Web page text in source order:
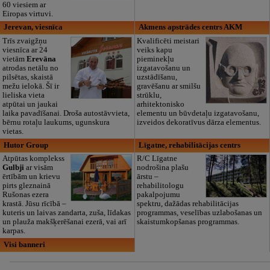
60 viesiem ar
Eiropas virtuvi.
Jerevan, viesnīca
Trīs zvaigžņu
viesnīca ar 24
vietām Erevāna
atrodas netālu no
pilsētas, skaistā
mežu ielokā. Šī ir
lieliska vieta
atpūtai un jaukai
laika pavadīšanai. Droša autostāvvieta,
bērnu rotaļu laukums, ugunskura
vietas.
Akmens apstrādes centrs AKM
Kvalificēti meistari
veiks kapu
pieminekļu
izgatavošanu un
uzstādīšanu,
gravēšanu ar smilšu
strūklu,
arhitektonisko
elementu un būvdetaļu izgatavošanu,
izveidos dekoratīvus dārza elementus.
Hutor Group
Atpūtas komplekss
Gulbji ar visām
ērtībām un krievu
pirts gleznainā
Rušonas ezera
krastā. Jūsu rīcībā –
kuteris un laivas zandarta, zuša, līdakas
un plauža makšķerēšanai ezerā, vai arī
karpas.
Līgatne, rehabilitācijas centrs
R/C Līgatne
nodrošina plašu
ārstu –
rehabilitologu
pakalpojumu
spektru, dažādas rehabilitācijas
programmas, veselības uzlabošanas un
skaistumkopšanas programmas.
Visi banneri